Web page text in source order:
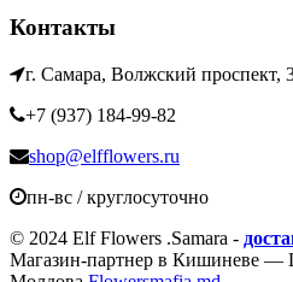
Контакты
г. Самара, Волжский проспект,
+7 (937) 184-99-82
shop@elfflowers.ru
пн-вс / круглосуточно
© 2024 Elf Flowers .Samara -
Магазин-партнер в Кишиневе —